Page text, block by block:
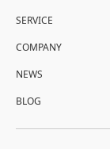
SERVICE
COMPANY
NEWS
BLOG